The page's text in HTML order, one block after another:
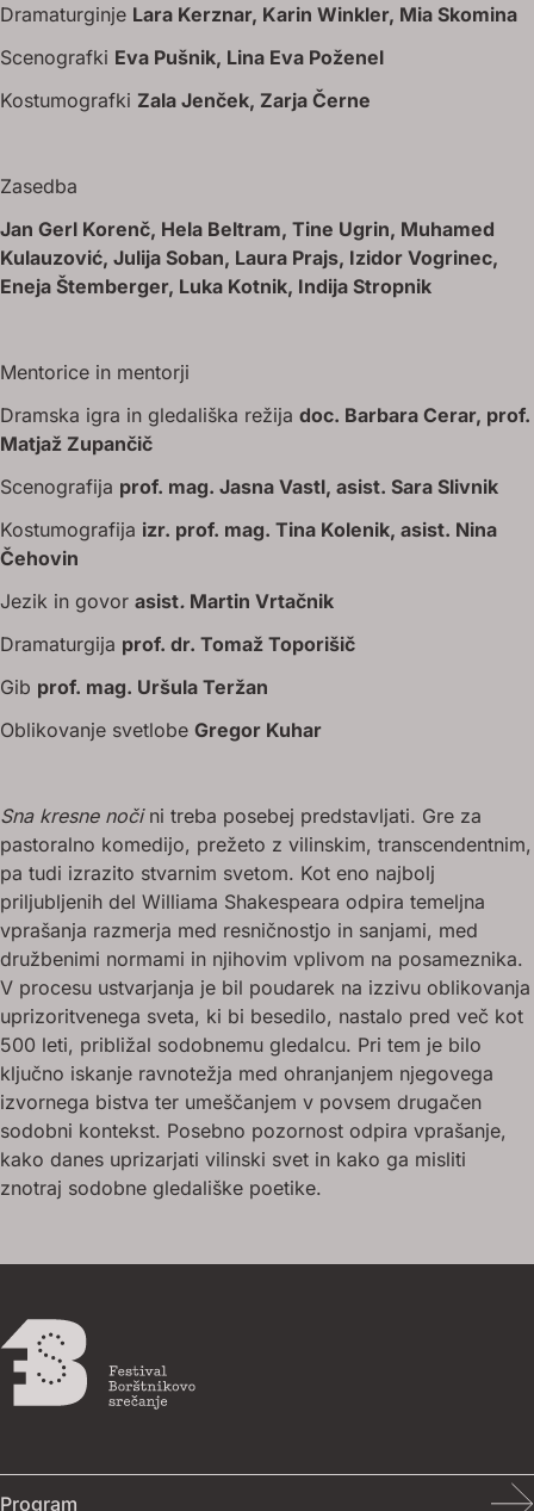
Dramaturginje Lara Kerznar, Karin Winkler, Mia Skomina
Scenografki Eva Pušnik, Lina Eva Poženel
Kostumografki Zala Jenček, Zarja Černe
Zasedba
Jan Gerl Korenč, Hela Beltram, Tine Ugrin, Muhamed
Kulauzović, Julija Soban, Laura Prajs, Izidor Vogrinec,
Eneja Štemberger, Luka Kotnik, Indija Stropnik
Mentorice in mentorji
Dramska igra in gledališka režija doc. Barbara Cerar, prof.
Matjaž Zupančič
Scenografija prof. mag. Jasna Vastl, asist. Sara Slivnik
Kostumografija izr. prof. mag. Tina Kolenik, asist. Nina
Čehovin
Jezik in govor asist. Martin Vrtačnik
Dramaturgija prof. dr. Tomaž Toporišič
Gib prof. mag. Uršula Teržan
Oblikovanje svetlobe Gregor Kuhar
Sna kresne nočini treba posebej predstavljati. Gre za
pastoralno komedijo, prežeto z vilinskim, transcendentnim,
pa tudi izrazito stvarnim svetom. Kot eno najbolj
priljubljenih del Williama Shakespeara odpira temeljna
vprašanja razmerja med resničnostjo in sanjami, med
družbenimi normami in njihovim vplivom na posameznika.
V procesu ustvarjanja je bil poudarek na izzivu oblikovanja
uprizoritvenega sveta, ki bi besedilo, nastalo pred več kot
500 leti, približal sodobnemu gledalcu. Pri tem je bilo
ključno iskanje ravnotežja med ohranjanjem njegovega
izvornega bistva ter umeščanjem v povsem drugačen
sodobni kontekst. Posebno pozornost odpira vprašanje,
kako danes uprizarjati vilinski svet in kako ga misliti
znotraj sodobne gledališke poetike.
Program